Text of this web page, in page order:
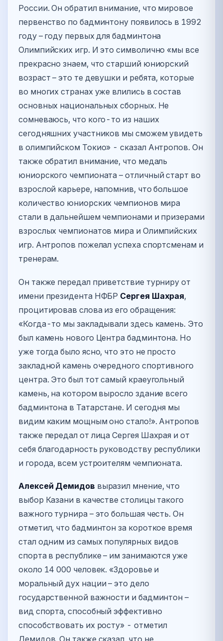
России. Он обратил внимание, что мировое
первенство по бадминтону появилось в 1992
году – году первых для бадминтона
Олимпийских игр. И это символично «мы все
прекрасно знаем, что старший юниорский
возраст – это те девушки и ребята, которые
во многих странах уже влились в состав
основных национальных сборных. Не
сомневаюсь, что кого-то из наших
сегодняшних участников мы сможем увидеть
в олимпийском Токио» - сказал Антропов. Он
также обратил внимание, что медаль
юниорского чемпионата – отличный старт во
взрослой карьере, напомнив, что большое
количество юниорских чемпионов мира
стали в дальнейшем чемпионами и призерами
взрослых чемпионатов мира и Олимпийских
игр. Антропов пожелал успеха спортсменам и
тренерам.
Он также передал приветствие турниру от
имени президента НФБР Сергея Шахрая,
процитировав слова из его обращения:
«Когда-то мы закладывали здесь камень. Это
был камень нового Центра бадминтона. Но
уже тогда было ясно, что это не просто
закладной камень очередного спортивного
центра. Это был тот самый краеугольный
камень, на котором выросло здание всего
бадминтона в Татарстане. И сегодня мы
видим каким мощным оно стало!». Антропов
также передал от лица Сергея Шахрая и от
себя благодарность руководству республики
и города, всем устроителям чемпионата.
Алексей Демидов выразил мнение, что
выбор Казани в качестве столицы такого
важного турнира – это большая честь. Он
отметил, что бадминтон за короткое время
стал одним из самых популярных видов
спорта в республике – им занимаются уже
около 14 000 человек. «Здоровье и
моральный дух нации – это дело
государственной важности и бадминтон –
вид спорта, способный эффективно
способствовать их росту» - отметил